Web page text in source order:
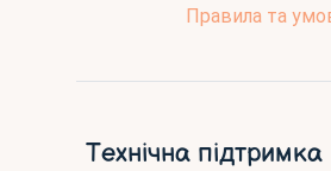
Правила та
Технічна підтримка